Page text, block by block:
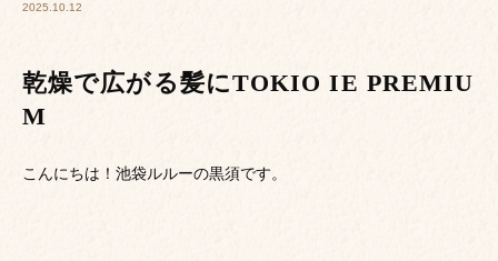
2025.10.12
乾燥で広がる髪にTOKIO IE PREMIU
M
こんにちは！池袋ルルーの黒須です。